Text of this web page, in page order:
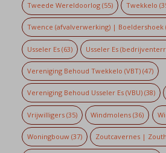
Tweede Wereldoorlog(55) Twekkelo
Twence (afvalverwerking) | Boeldershoek
Usseler Es(63) Usseler Es
Vereniging Behoud Twekkelo (VBT)(47)
Vereniging Behoud Usseler Es (VBU)(38)
Vrijwilligers(35) Windmolens (36)
Woningbouw(37) Zoutcavernes |